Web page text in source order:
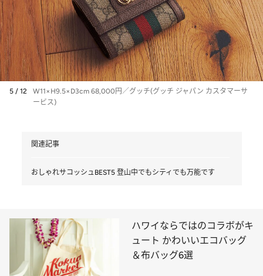
5 / 12
W11×H9.5×D3cm 68,000円／グッチ(グッチ ジャパン カスタマーサ
ービス)
関連記事
おしゃれサコッシュBEST5 登山中でもシティでも万能です
ハワイならではのコラボがキ
ュート かわいいエコバッグ
＆布バッグ6選